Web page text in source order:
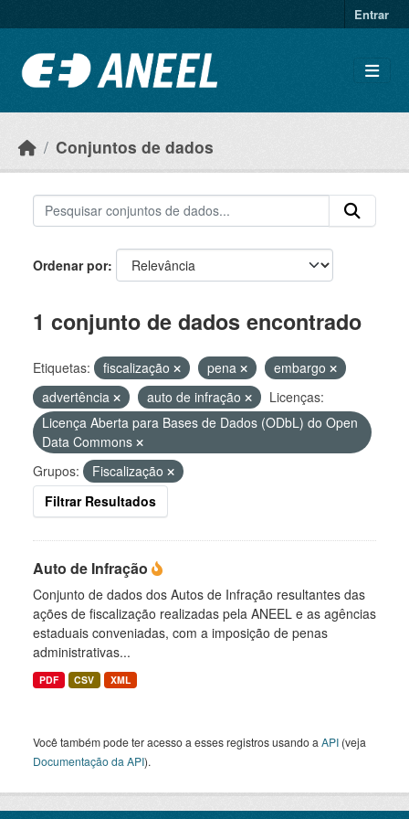
Entrar
Conjuntos de dados
Ordenar por
1 conjunto de dados encontrado
Etiquetas: fiscalização pena
embargo
advertência
auto de infração
Licenças:
Licença Aberta para Bases de Dados (ODbL) do Open
Data Commons
Grupos:
Fiscalização
Filtrar Resultados
Auto de Infração
Conjunto de dados dos Autos de Infração resultantes das
ações de fiscalização realizadas pela ANEEL e as agências
estaduais conveniadas, com a imposição de penas
administrativas...
PDF CSV XML
Você também pode ter acesso a esses registros usando a API (veja
Documentação da API).